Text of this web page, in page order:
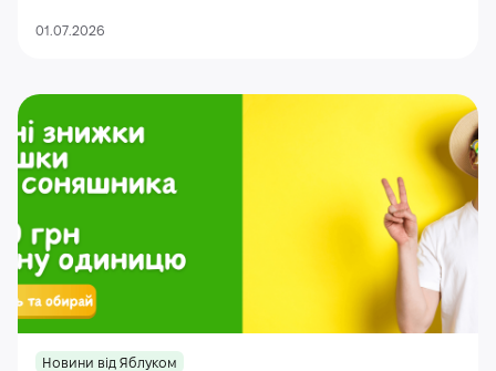
01.07.2026
Новини від Яблуком